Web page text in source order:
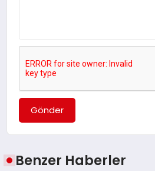
Gönder
Benzer Haberler